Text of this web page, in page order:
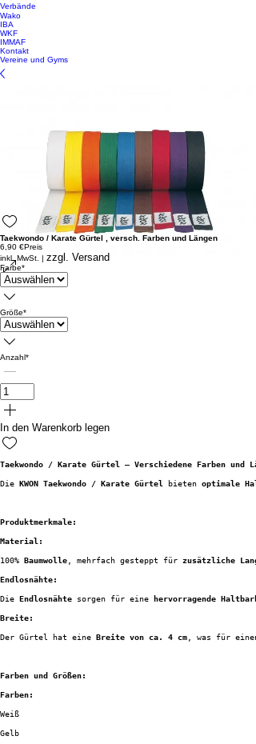
Verbände
Wako
IBA
WKF
IMMAF
Kontakt
Vereine und Gyms
Taekwondo / Karate Gürtel , versch. Farben und Längen
6,90 €Preis
inkl. MwSt.
zzgl. Versand
Farbe*
Größe*
Anzahl *
In den Warenkorb legen
Taekwondo / Karate Gürtel – Verschiedene Farben und
Die KWON Taekwondo / Karate Gürtel bieten optimale
Produktmerkmale:
Material:
100% Baumwolle, mehrfach gesteppt für zusätzliche
Endlosnähte:
Die Endlosnähte sorgen für eine hervorragende
Breite:
Der Gürtel hat eine Breite von ca. 4 cm, was für
Farben und Größen:
Farben:
Weiß
Gelb